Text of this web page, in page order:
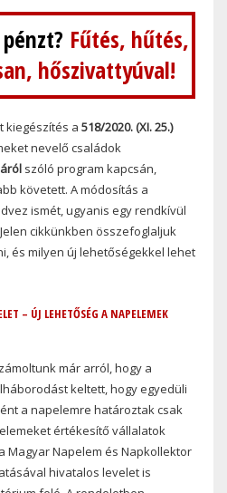
Fűtés, hűtés,
hőszivattyúval!
kiegészítés a 518/2020. (XI. 25.)
nevelő családok
szóló program kapcsán,
követett. A módosítás a
ismét, ugyanis egy rendkívül
cikkünkben összefoglaljuk
és milyen új lehetőségekkel lehet
– ÚJ LEHETŐSÉG A NAPELEMEK
már arról, hogy a
keltett, hogy egyedüli
a napelemre határoztak csak
értékesítő vállalatok
Magyar Napelem és Napkollektor
hivatalos levelet is